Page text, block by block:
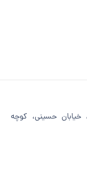
خیابان حسینی، کوچه